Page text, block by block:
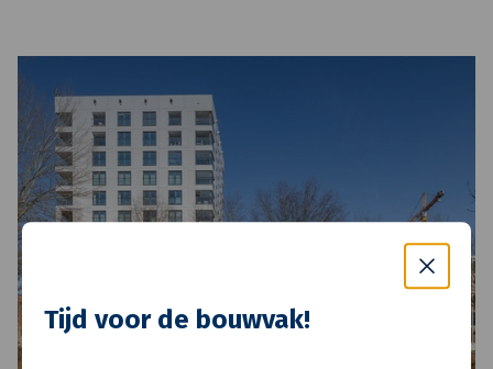
Tijd voor de bouwvak!